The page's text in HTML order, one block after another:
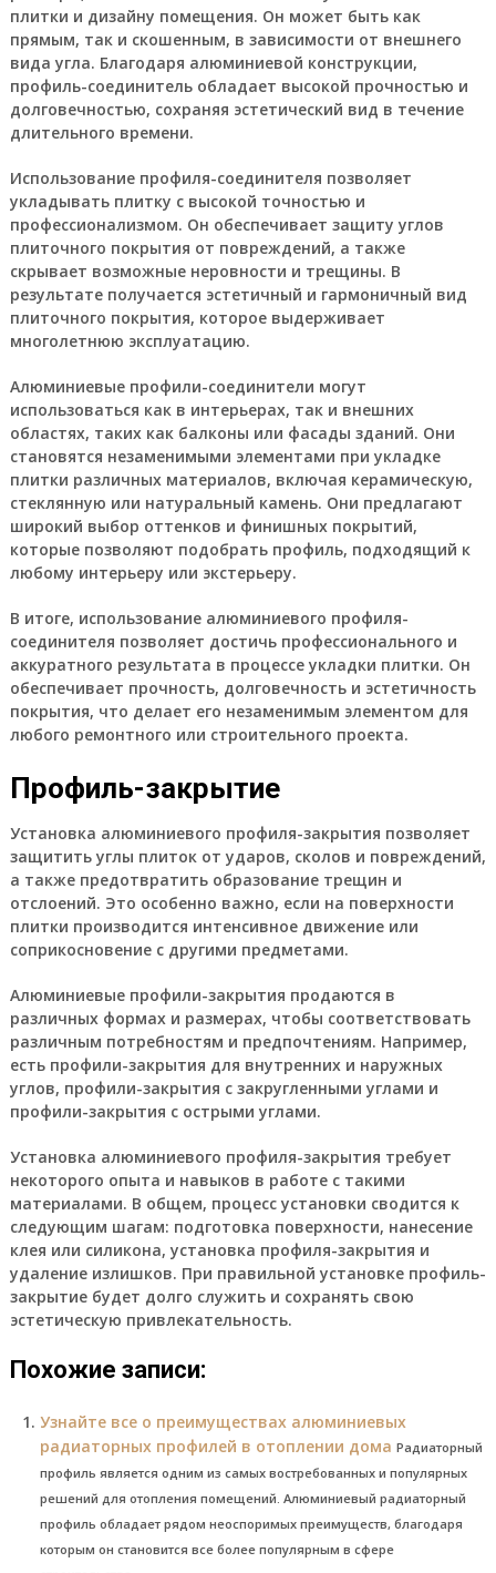
плитки и дизайну помещения. Он может быть как
прямым, так и скошенным, в зависимости от внешнего
вида угла. Благодаря алюминиевой конструкции,
профиль-соединитель обладает высокой прочностью и
долговечностью, сохраняя эстетический вид в течение
длительного времени.
Использование профиля-соединителя позволяет
укладывать плитку с высокой точностью и
профессионализмом. Он обеспечивает защиту углов
плиточного покрытия от повреждений, а также
скрывает возможные неровности и трещины. В
результате получается эстетичный и гармоничный вид
плиточного покрытия, которое выдерживает
многолетнюю эксплуатацию.
Алюминиевые профили-соединители могут
использоваться как в интерьерах, так и внешних
областях, таких как балконы или фасады зданий. Они
становятся незаменимыми элементами при укладке
плитки различных материалов, включая керамическую,
стеклянную или натуральный камень. Они предлагают
широкий выбор оттенков и финишных покрытий,
которые позволяют подобрать профиль, подходящий к
любому интерьеру или экстерьеру.
В итоге, использование алюминиевого профиля-
соединителя позволяет достичь профессионального и
аккуратного результата в процессе укладки плитки. Он
обеспечивает прочность, долговечность и эстетичность
покрытия, что делает его незаменимым элементом для
любого ремонтного или строительного проекта.
Профиль-закрытие
Установка алюминиевого профиля-закрытия позволяет
защитить углы плиток от ударов, сколов и повреждений,
а также предотвратить образование трещин и
отслоений. Это особенно важно, если на поверхности
плитки производится интенсивное движение или
соприкосновение с другими предметами.
Алюминиевые профили-закрытия продаются в
различных формах и размерах, чтобы соответствовать
различным потребностям и предпочтениям. Например,
есть профили-закрытия для внутренних и наружных
углов, профили-закрытия с закругленными углами и
профили-закрытия с острыми углами.
Установка алюминиевого профиля-закрытия требует
некоторого опыта и навыков в работе с такими
материалами. В общем, процесс установки сводится к
следующим шагам: подготовка поверхности, нанесение
клея или силикона, установка профиля-закрытия и
удаление излишков. При правильной установке профиль-
закрытие будет долго служить и сохранять свою
эстетическую привлекательность.
Похожие записи:
Узнайте все о преимуществах алюминиевых
радиаторных профилей в отоплении дома Радиаторный
профиль является одним из самых востребованных и популярных
решений для отопления помещений. Алюминиевый радиаторный
профиль обладает рядом неоспоримых преимуществ, благодаря
которым он становится все более популярным в сфере